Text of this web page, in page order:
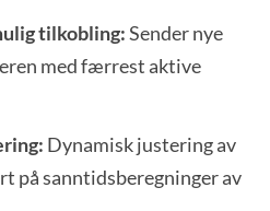
tilkobling:Sender nye
med færrest aktive
Dynamisk justering av
på sanntidsberegninger av